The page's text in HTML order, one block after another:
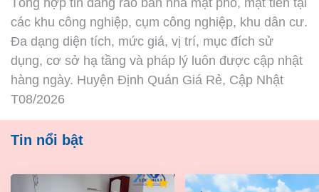
Tổng hợp tin đăng rao bán nhà mặt phố, mặt tiền tại
các khu công nghiệp, cụm công nghiệp, khu dân cư.
Đa dạng diện tích, mức giá, vị trí, mục đích sử
dụng, cơ sở hạ tầng và pháp lý luôn được cập nhật
hàng ngày. Huyện Định Quán Giá Rẻ, Cập Nhật
T08/2026
Tin nổi bật